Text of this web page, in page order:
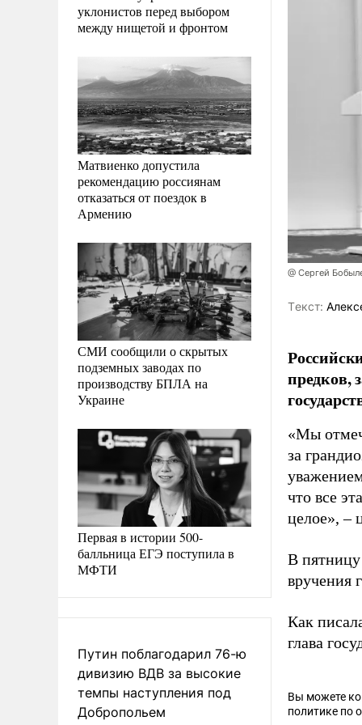
уклонистов перед выбором
между нищетой и фронтом
Матвиенко допустила
рекомендацию россиянам
отказаться от поездок в
Армению
СМИ сообщили о скрытых
подземных заводах по
производству БПЛА на
Украине
Первая в истории 500-
балльница ЕГЭ поступила в
МФТИ
Путин поблагодарил 76-ю
дивизию ВДВ за высокие
темпы наступления под
Добропольем
@ Сергей
Tекст:
предков,
«Мы
за
что все
целое», –
В
вручения
Как
глава
Вы можете
политике по